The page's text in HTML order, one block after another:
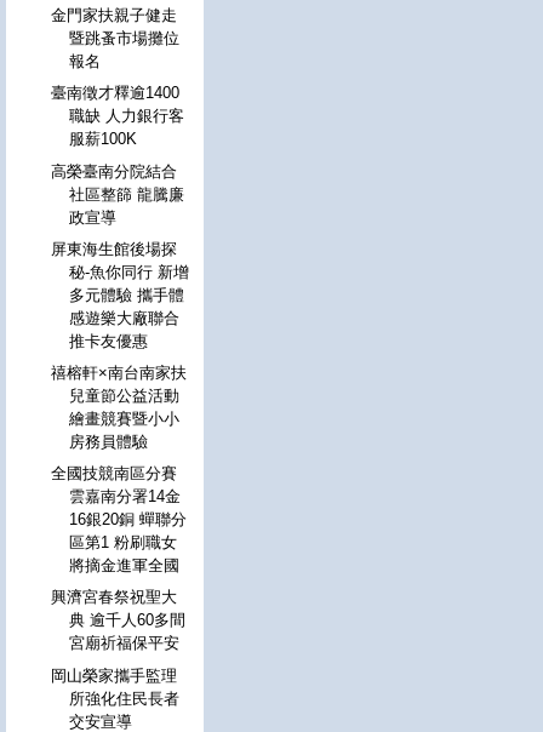
金門家扶親子健走
暨跳蚤市場攤位
報名
臺南徵才釋逾1400
職缺 人力銀行客
服薪100K
高榮臺南分院結合
社區整篩 龍騰廉
政宣導
屏東海生館後場探
秘-魚你同行 新增
多元體驗 攜手體
感遊樂大廠聯合
推卡友優惠
禧榕軒×南台南家扶
兒童節公益活動
繪畫競賽暨小小
房務員體驗
全國技競南區分賽
雲嘉南分署14金
16銀20銅 蟬聯分
區第1 粉刷職女
將摘金進軍全國
興濟宮春祭祝聖大
典 逾千人60多間
宮廟祈福保平安
岡山榮家攜手監理
所強化住民長者
交安宣導